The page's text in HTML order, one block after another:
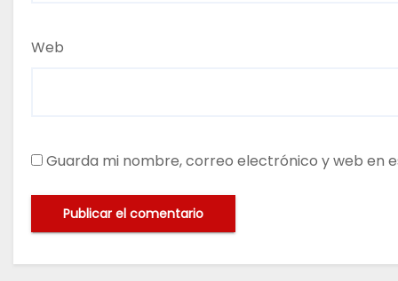
Web
Guarda mi nombre, correo electrónico y web en